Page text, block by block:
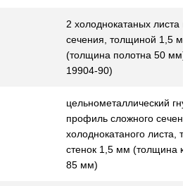
2 холоднокатаных листа
сечения, толщиной 1,5 мм
(толщина полотна 50 мм)
19904-90)
цельнометаллический
профиль сложного
холоднокатаного листа,
стенок 1,5 мм (толщина
85 мм)